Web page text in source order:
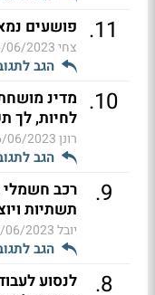
11
. פושעים
צחי2023 17:32
הגב
10
.
מדינ
לחיות, לך תקח
רונן2023 17:07
הגב
9
.
רכב
תשתיות
יובל2023 17:01
הגב
8
.
לנסוע